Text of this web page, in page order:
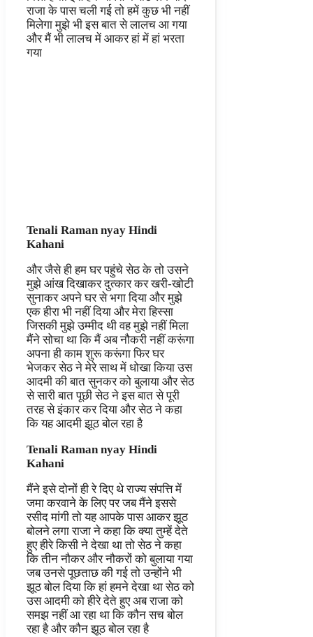
राजा के पास चली गई तो हमें कुछ भी नहीं
मिलेगा मुझे भी इस बात से लालच आ गया
और मैं भी लालच में आकर हां में हां भरता
गया
Tenali Raman nyay Hindi
Kahani
और जैसे ही हम घर पहुंचे सेठ के तो उसने
मुझे आंख दिखाकर दुत्कार कर खरी-खोटी
सुनाकर अपने घर से भगा दिया और मुझे
एक हीरा भी नहीं दिया और मेरा हिस्सा
जिसकी मुझे उम्मीद थी वह मुझे नहीं मिला
मैंने सोचा था कि मैं अब नौकरी नहीं करूंगा
अपना ही काम शुरू करूंगा फिर घर
भेजकर सेठ ने मेरे साथ में धोखा किया उस
आदमी की बात सुनकर को बुलाया और सेठ
से सारी बात पूछी सेठ ने इस बात से पूरी
तरह से इंकार कर दिया और सेठ ने कहा
कि यह आदमी झूठ बोल रहा है
Tenali Raman nyay Hindi
Kahani
मैंने इसे दोनों ही रे दिए थे राज्य संपत्ति में
जमा करवाने के लिए पर जब मैंने इससे
रसीद मांगी तो यह आपके पास आकर झूठ
बोलने लगा राजा ने कहा कि क्या तुम्हें देते
हुए हीरे किसी ने देखा था तो सेठ ने कहा
कि तीन नौकर और नौकरों को बुलाया गया
जब उनसे पूछताछ की गई तो उन्होंने भी
झूठ बोल दिया कि हां हमने देखा था सेठ को
उस आदमी को हीरे देते हुए अब राजा को
समझ नहीं आ रहा था कि कौन सच बोल
रहा है और कौन झूठ बोल रहा है